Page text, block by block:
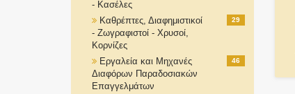
- Κασέλες
Καθρέπτες, Διαφημιστικοί
- Ζωγραφιστοί - Χρυσοί,
Κορνίζες
29
Εργαλεία και Μηχανές
Διαφόρων Παραδοσιακών
Επαγγελμάτων
46